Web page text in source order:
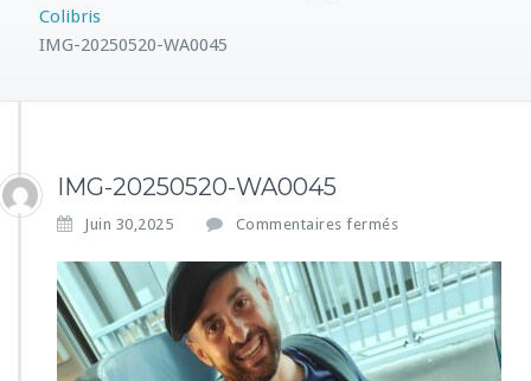
Colibris
IMG-20250520-WA0045
IMG-20250520-WA0045
Juin 30,2025 Commentaires fermés
r
I
M
G
-